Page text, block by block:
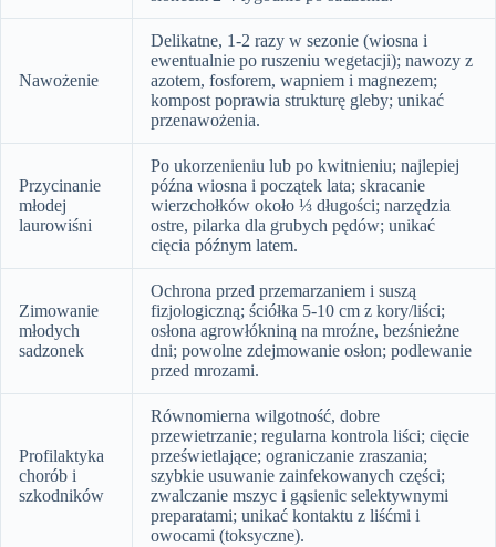
Nawożenie
Delikatne, 1-2 razy w sezonie (wiosna i
ewentualnie po ruszeniu wegetacji); nawozy z
azotem, fosforem, wapniem i magnezem;
kompost poprawia strukturę gleby; unikać
przenawożenia.
Przycinanie
młodej
laurowiśni
Po ukorzenieniu lub po kwitnieniu; najlepiej
późna wiosna i początek lata; skracanie
wierzchołków około ⅓ długości; narzędzia
ostre, pilarka dla grubych pędów; unikać
cięcia późnym latem.
Zimowanie
młodych
sadzonek
Ochrona przed przemarzaniem i suszą
fizjologiczną; ściółka 5-10 cm z kory/liści;
osłona agrowłókniną na mroźne, bezśnieżne
dni; powolne zdejmowanie osłon; podlewanie
przed mrozami.
Profilaktyka
chorób i
szkodników
Równomierna wilgotność, dobre
przewietrzanie; regularna kontrola liści; cięcie
prześwietlające; ograniczanie zraszania;
szybkie usuwanie zainfekowanych części;
zwalczanie mszyc i gąsienic selektywnymi
preparatami; unikać kontaktu z liśćmi i
owocami (toksyczne).